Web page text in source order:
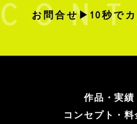
お問合せ▶10秒で
作品・実績
コンセプト・料